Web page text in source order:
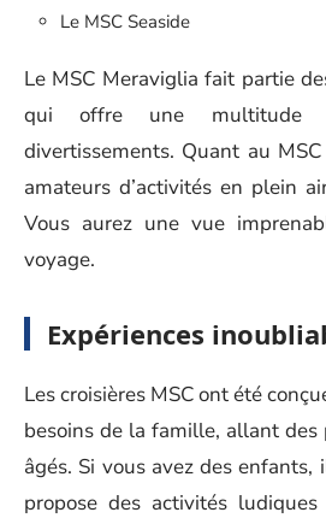
Le MSC Seaside
Le MSC Meraviglia fait partie
qui offre une multitude
divertissements. Quant au
amateurs d’activités en plein
Vous aurez une vue
voyage.
Expériences
Les croisières MSC ont été
besoins de la famille, allant
âgés. Si vous avez des
propose des activités